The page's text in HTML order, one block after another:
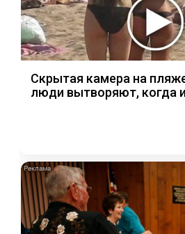
Скрытая камера на
люди вытворяют, когда